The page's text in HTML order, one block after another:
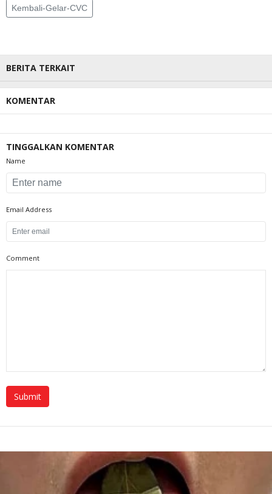
Kembali-Gelar-CVC
BERITA TERKAIT
KOMENTAR
TINGGALKAN KOMENTAR
Name
Email Address
Comment